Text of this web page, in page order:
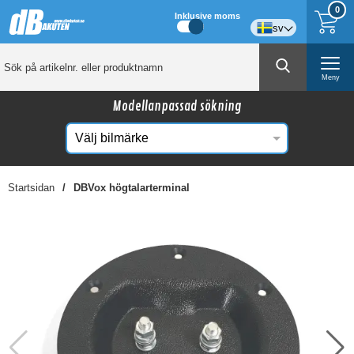
0
Inklusive moms
sv
Meny
Modellanpassad sökning
Startsidan DBVox högtalarterminal
Kanske någon av dessa produkter kan intressera
dig?